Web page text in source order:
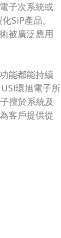
子次系統或
SiP產品。
被廣泛應用
能都能持續
環旭電子所
擅於系統及
客戶提供從